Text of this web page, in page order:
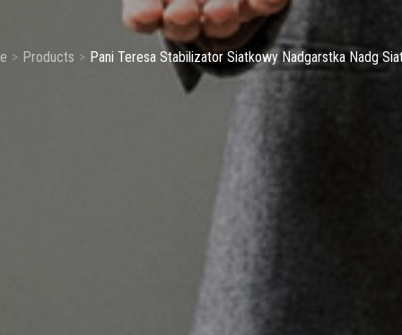
Products Pani Teresa Stabilizator Siatkowy Nadgarstka Nadg